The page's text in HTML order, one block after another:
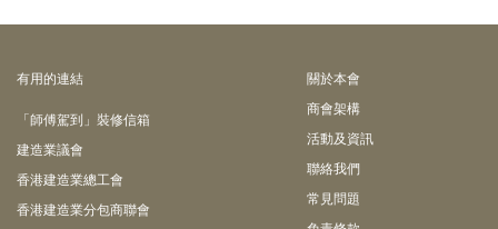
有⽤的連結
「師傅駕到」裝修信箱
建造業議會
香港建造業總工會
香港建造業分包商聯會
關於本會
商會架構
活動及資訊
聯絡我們
常見問題